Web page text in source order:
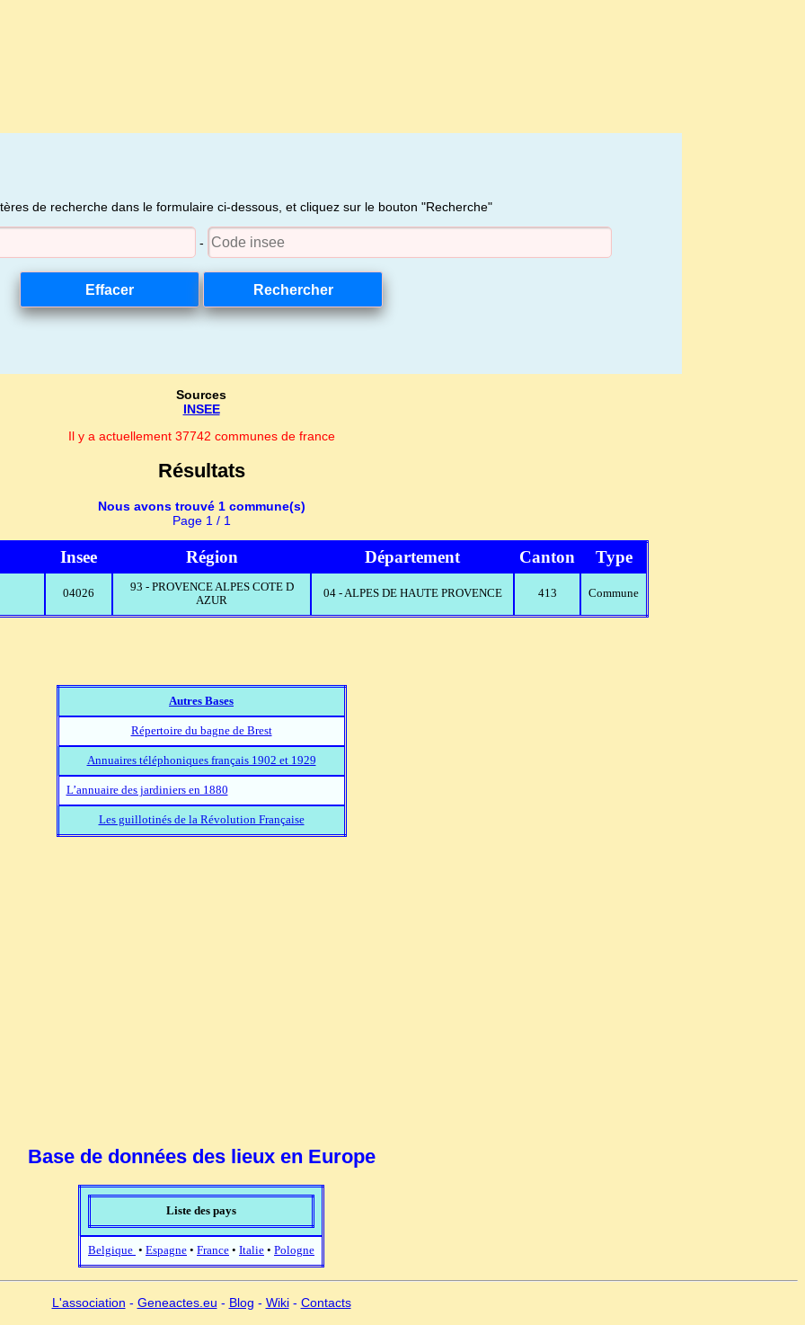
de recherche dans le formulaire ci-dessous, et cliquez sur le bouton "Recherche"
-
Sources
INSEE
Il y a actuellement 37742 communes de france
Résultats
Nous avons trouvé 1 commune(s)
Page 1 / 1
Insee Région Département Canton Type
04026
93 - PROVENCE ALPES COTE D
AZUR
04 - ALPES DE HAUTE PROVENCE 413 Commune
Autres Bases
Répertoire du bagne de Brest
Annuaires téléphoniques français 1902 et 1929
L’annuaire des jardiniers en 1880
Les guillotinés de la Révolution Française
Base de données des lieux en Europe
Liste des pays
Belgique • Espagne • France • Italie • Pologne
L'association - Geneactes.eu - Blog - Wiki- Contacts